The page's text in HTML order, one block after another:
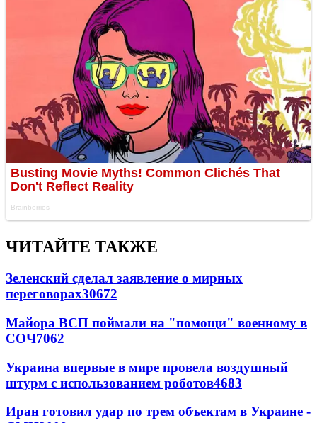
ЧИТАЙТЕ ТАКЖЕ
Зеленский сделал заявление о мирных
переговорах30672
Майора ВСП поймали на "помощи" военному в
СОЧ7062
Украина впервые в мире провела воздушный
штурм с использованием роботов4683
Иран готовил удар по трем объектам в Украине -